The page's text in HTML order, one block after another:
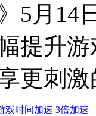
5月
提升
更刺
戏时间加速 3倍加速